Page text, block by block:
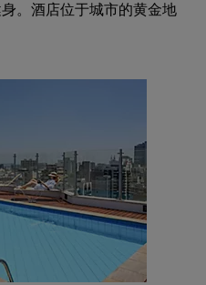
。酒店位于城市的黄金地